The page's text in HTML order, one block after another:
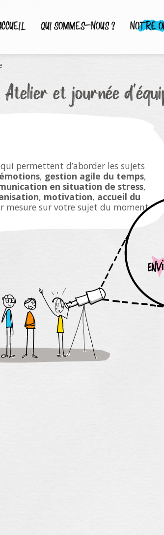
QUI SOMMES-NOUS ? NOTRE
Atelier et journée
qui permettent d’aborder les sujets
émotions, gestion agile du temps,
en situation de stress,
, motivation, accueil du
mesure sur votre sujet du moment.